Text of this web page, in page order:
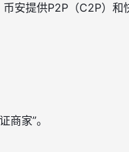
币安提供P2P（C2P）和
家”。